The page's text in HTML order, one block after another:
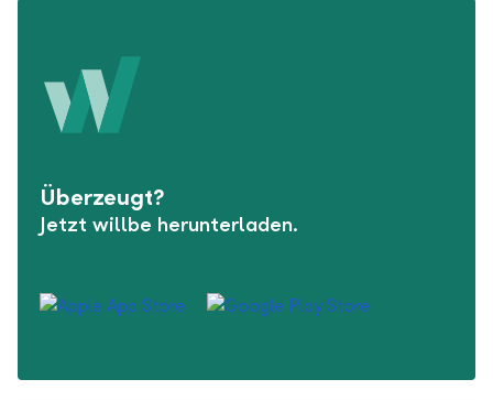
Überzeugt?
Jetzt willbe herunterladen.